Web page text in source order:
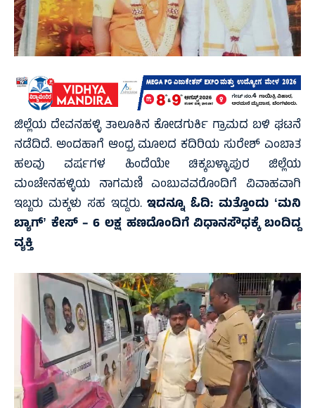
ಜಿಲ್ಲೆಯ ದೇವನಹಳ್ಳಿ ತಾಲೂಕಿನ ಕೋಡಗುರ್ಕಿ ಗ್ರಾಮದ ಬಳಿ ಘಟನೆ
ನಡೆದಿದೆ. ಅಂದಹಾಗೆ ಆಂಧ್ರ ಮೂಲದ ಕದಿರಿಯ ಸುರೇಶ್ ಎಂಬಾತ
ಹಲವು ವರ್ಷಗಳ ಹಿಂದೆಯೇ ಚಿಕ್ಕಬಳ್ಳಾಪುರ ಜಿಲ್ಲೆಯ
ಮಂಚೇನಹಳ್ಳಿಯ ನಾಗಮಣಿ ಎಂಬುವವರೊಂದಿಗೆ ವಿವಾಹವಾಗಿ
ಇಬ್ಬರು ಮಕ್ಕಳು ಸಹ ಇದ್ದರು.ಇದನ್ನೂ ಓದಿ:ಮತ್ತೊಂದು ʻಮನಿ
ಬ್ಯಾಗ್ʼ ಕೇಸ್ – 6 ಲಕ್ಷ ಹಣದೊಂದಿಗೆ ವಿಧಾನಸೌಧಕ್ಕೆ ಬಂದಿದ್ದ
ವ್ಯಕ್ತಿ